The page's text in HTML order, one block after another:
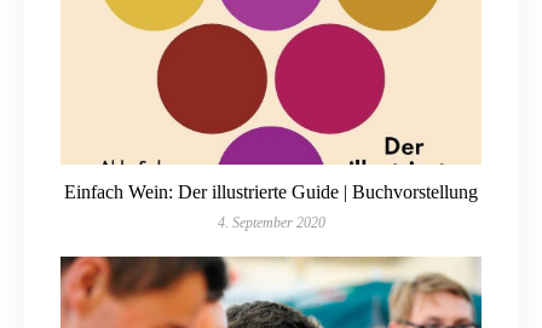
Einfach Wein: Der illustrierte Guide | Buchvorstellung
4. September 2020